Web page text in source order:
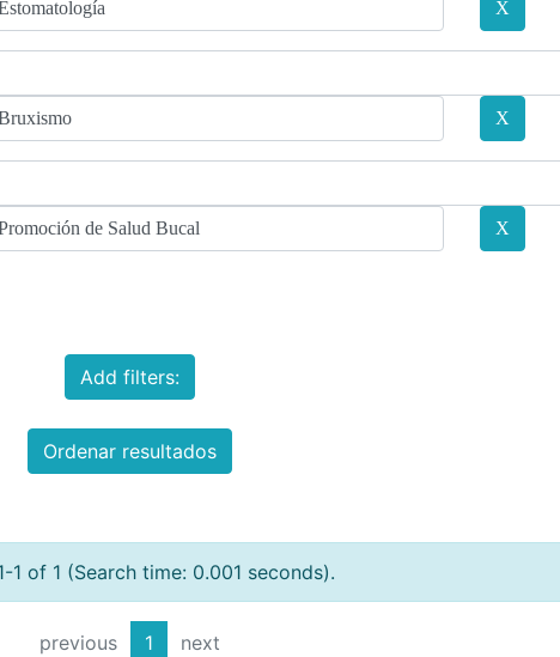
Add filters:
Ordenar resultados
1 of 1 (Search time: 0.001 seconds).
previous 1 next